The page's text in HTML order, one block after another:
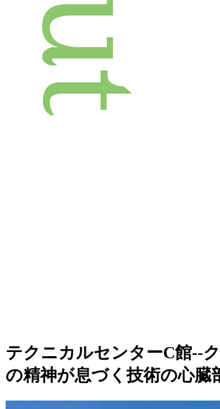
テクニカルセンターC館--
の精神が息づく技術の心臓